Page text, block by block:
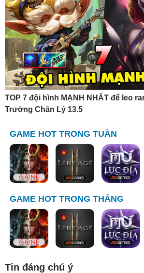
TOP 7 đội hình MẠNH NHẤT để leo
Trường Chân Lý 13.5
GAME HOT TRONG TUẦN
GAME HOT TRONG THÁNG
Tin đáng chú ý